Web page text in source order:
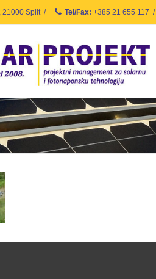
21000 Split / Tel/Fax: +385 21 655 117 /